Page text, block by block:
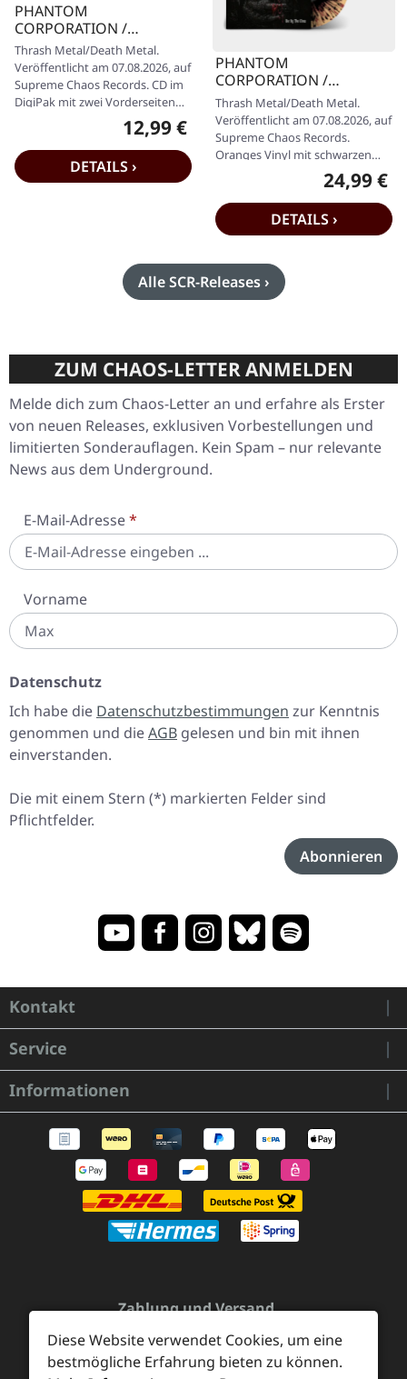
PHANTOM
CORPORATION /
CATBREATH · Commando
/ Die By The Claw |
DIGIPAK CD
Thrash Metal/Death Metal.
Veröffentlicht am 07.08.2026, auf
Supreme Chaos Records. CD im
DigiPak mit zwei Vorderseiten
und 10-seitigem Faltbooklet.…Regulärer Preis:
12,99 €
DETAILS ›
PHANTOM
CORPORATION /
CATBREATH · Commando
/ Die By The Claw |
ORANGE/BLACK/RED
SPLATTER LP
Thrash Metal/Death Metal.
Veröffentlicht am 07.08.2026, auf
Supreme Chaos Records.
Oranges Vinyl mit schwarzen
und roten Splattern imRegulärer
24,99 €
DETAILS ›
Alle SCR-Releases ›
ZUM CHAOS-LETTER ANMELDEN
Melde dich zum Chaos-Letter an und erfahre als Erster
von neuen Releases, exklusiven Vorbestellungen und
limitierten Sonderauflagen. Kein Spam – nur relevante
News aus dem Underground.
E-Mail-Adresse*
Vorname
Datenschutz
Ich habe die Datenschutzbestimmungen zur Kenntnis
genommen und dieAGB gelesen und bin mit ihnen
einverstanden.
Die mit einem Stern (*) markierten Felder sind
Pflichtfelder.
Abonnieren
Kontakt
Service
Informationen
Zahlung und Versand
Widerrufsrecht und Rücksendung
Kontakt
Händleranfragen
Cookie-Voreinstellungen
Diese Website verwendet Cookies, um eine
bestmögliche Erfahrung bieten zu können.